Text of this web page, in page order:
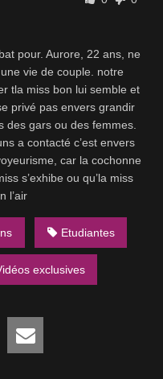
pour. Aurore, 22 ans, ne
vie de couple. notre
tla miss bon lui semble et
privé pas envers grandir
des gars ou des femmes.
a contacté c’est envers
car la cochonne
s’exhibe ou qu’la miss
l’air
Etudiantes
exclusives